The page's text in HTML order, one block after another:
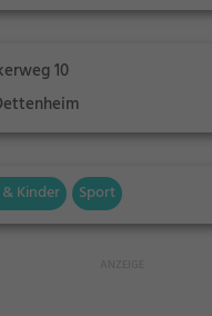
10
Kinder Sport